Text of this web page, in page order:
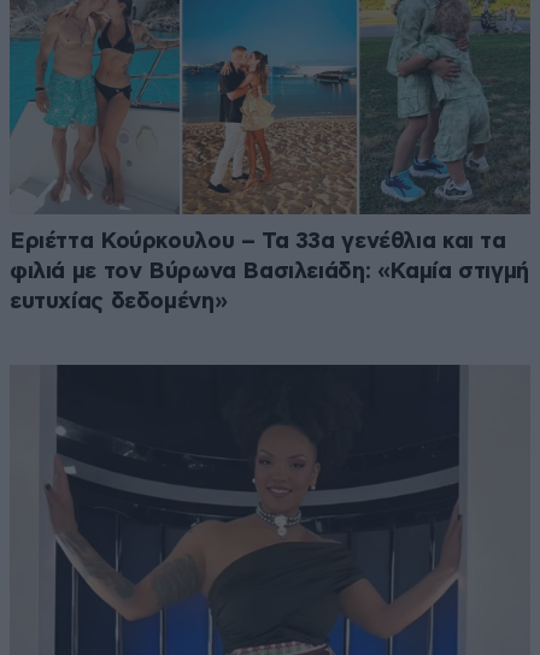
Εριέττα Κούρκουλου – Τα 33α γενέθλια και τα
φιλιά με τον Βύρωνα Βασιλειάδη: «Καμία στιγμή
ευτυχίας δεδομένη»